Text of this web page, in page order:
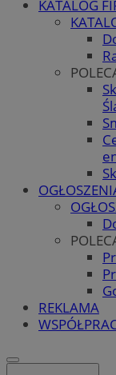
KATALOG
REKLAMA